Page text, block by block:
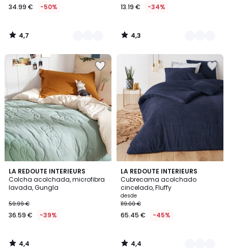
34.99 € -50%
4,7
/
13.19 € -34%
4,3
/
LA REDOUTE INTERIEURS
Colcha acolchada, microfibra
lavada, Gungla
59.99 €
36.59 € -39%
4,4
/ 5
4,4
LA REDOUTE INTERIEURS
Cubrecama acolchado
cincelado, Fluffy
desde
119.00 €
65.45 € -45%
4,4
/ 5
2
Colores
4,4